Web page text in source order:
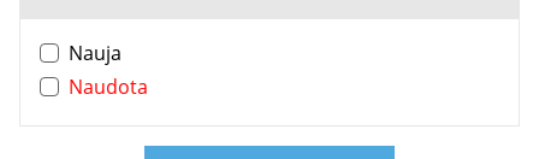
Nauja
Naudota